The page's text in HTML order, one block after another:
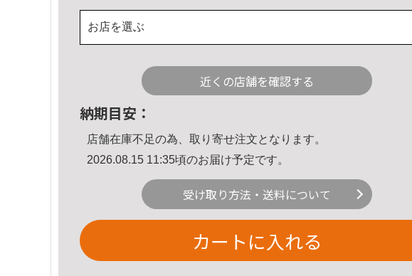
お店を選ぶ
近くの店舗を確認する
納期目安：
店舗在庫不足の為、取り寄せ注文となります。
2026.08.15 11:35頃のお届け予定です。
受け取り方法・送料について
カートに入れる